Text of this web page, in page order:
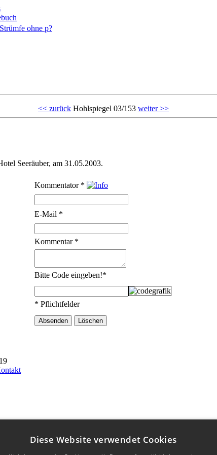
<< zurück Hohlspiegel 03/153 weiter >>
Seeräuber, am 31.05.2003.
Kommentator *
E-Mail *
Kommentar *
Bitte Code eingeben!*
* Pflichtfelder
Diese Website verwendet Cookies